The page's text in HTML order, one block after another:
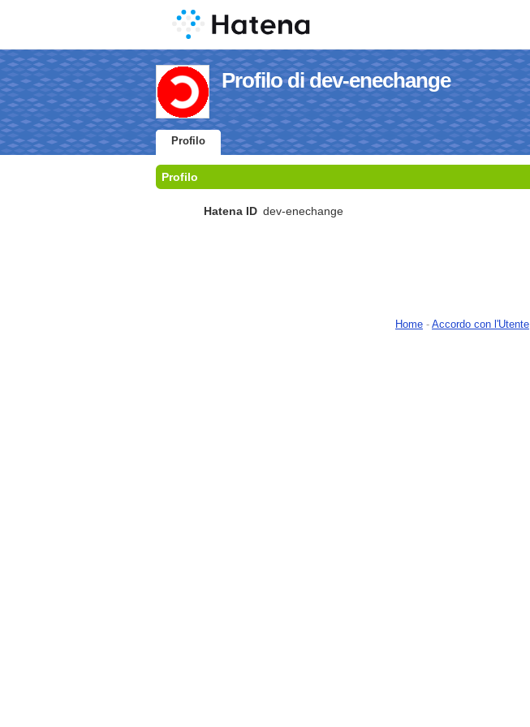
Profilo di dev-enechange
Profilo
Profilo
Hatena ID dev-enechange
Home - Accordo con l'Utente